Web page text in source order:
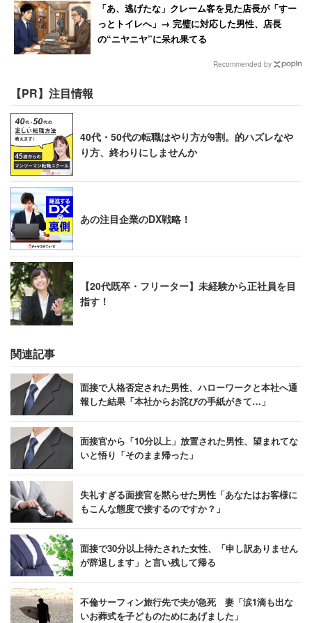
「あ、逃げたな」クレーム客を見た店長が「すー
っとトイレへ」→ 完璧に対応した男性、店長
の“ニヤニヤ”に呆れ果てる
Recommended by
【PR】注目情報
40代・50代の転職はやり方が9割。的ハズレなや
り方、終わりにしませんか
あの注目企業のDX戦略！
【20代既卒・フリーター】未経験から正社員を目
指す！
関連記事
面接で人格否定された男性、ハローワークと本社へ通
報した結果「本社からお詫びの手紙がきて…」
面接官から「10分以上」放置された男性、望まれてな
いと悟り「そのまま帰った」
失礼すぎる面接官を黙らせた男性「あなたはお客様に
もこんな態度で接するのですか？」
面接で30分以上待たされた女性、「申し訳ありません
が辞退します」と言い残して帰る
不倫サーフィン旅行先で夫が急死 妻「涙1滴も出な
いお葬式を子どものためにあげました」